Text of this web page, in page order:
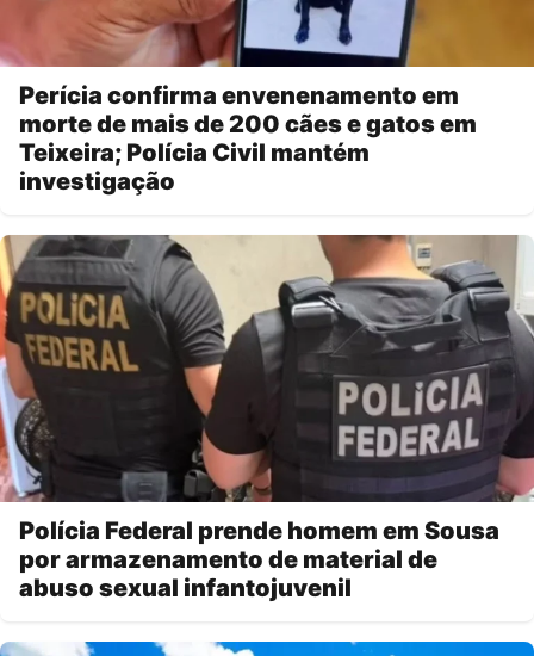
Perícia confirma envenenamento em
morte de mais de 200 cães e gatos em
Teixeira; Polícia Civil mantém
investigação
Polícia Federal prende homem em Sousa
por armazenamento de material de
abuso sexual infantojuvenil